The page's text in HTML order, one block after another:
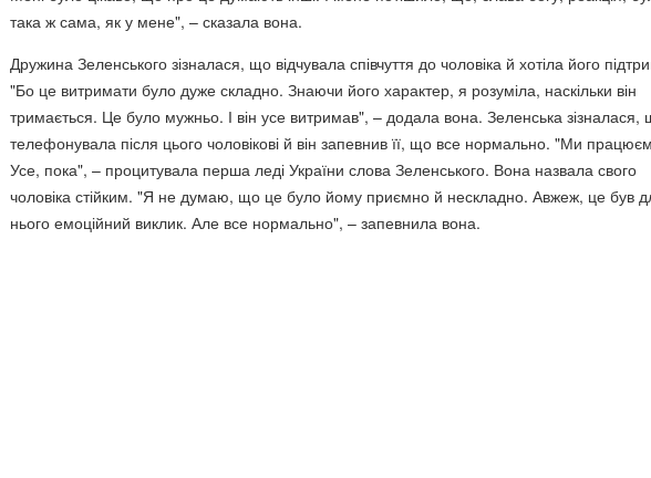
така ж сама, як у мене", – сказала вона.
Дружина Зеленського зізналася, що відчувала співчуття до чоловіка й хотіла його
"Бо це витримати було дуже складно. Знаючи його характер, я розуміла, наскільки він
тримається. Це було мужньо. І він усе витримав", – додала вона. Зеленська зізналася,
телефонувала після цього чоловікові й він запевнив її, що все нормально. "Ми
Усе, пока", – процитувала перша леді України слова Зеленського. Вона назвала свого
чоловіка стійким. "Я не думаю, що це було йому приємно й нескладно. Авжеж, це був
нього емоційний виклик. Але все нормально", – запевнила вона.